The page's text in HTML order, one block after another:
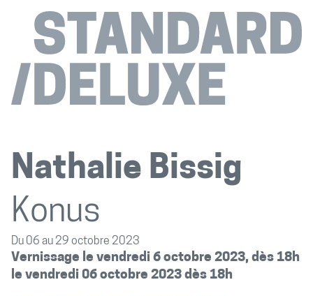
Nathalie Bissig
Konus
Du 06 au 29 octobre 2023
Vernissage le vendredi 6 octobre 2023, dès 18h
le vendredi 06 octobre 2023 dès 18h